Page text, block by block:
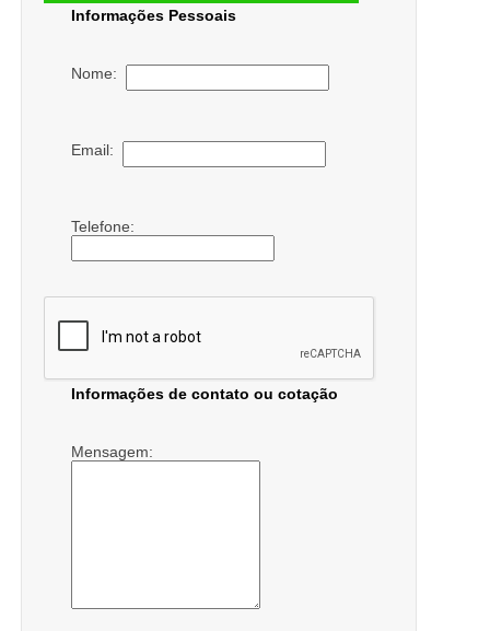
Informações Pessoais
Nome:
Email:
Telefone:
Informações de contato ou cotação
Mensagem: